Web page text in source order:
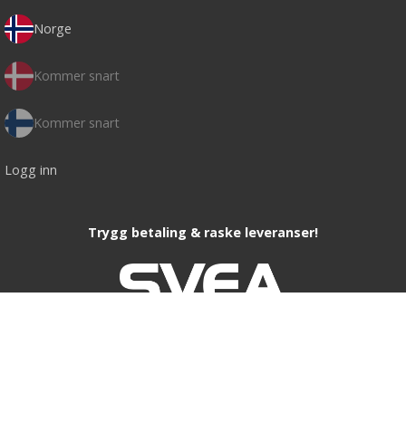
Norge
Kommer snart
Kommer snart
Logg inn
Trygg betaling & raske leveranser!